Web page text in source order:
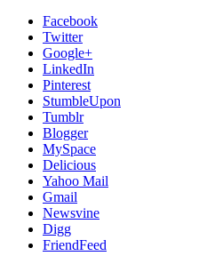
Facebook
Twitter
Google+
LinkedIn
Pinterest
StumbleUpon
Tumblr
Blogger
MySpace
Delicious
Yahoo Mail
Gmail
Newsvine
Digg
FriendFeed